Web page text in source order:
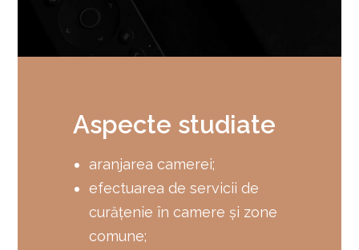
Aspecte studiate
aranjarea camerei;
efectuarea de servicii de
curăţenie în camere şi zone
comune;